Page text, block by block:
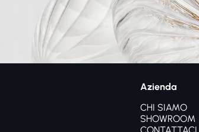
Azienda
CHI SIAMO
SHOWROOM